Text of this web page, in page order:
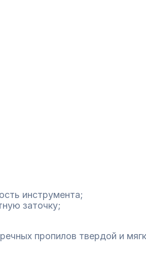
инструмента;
заточку;
пропилов твердой и